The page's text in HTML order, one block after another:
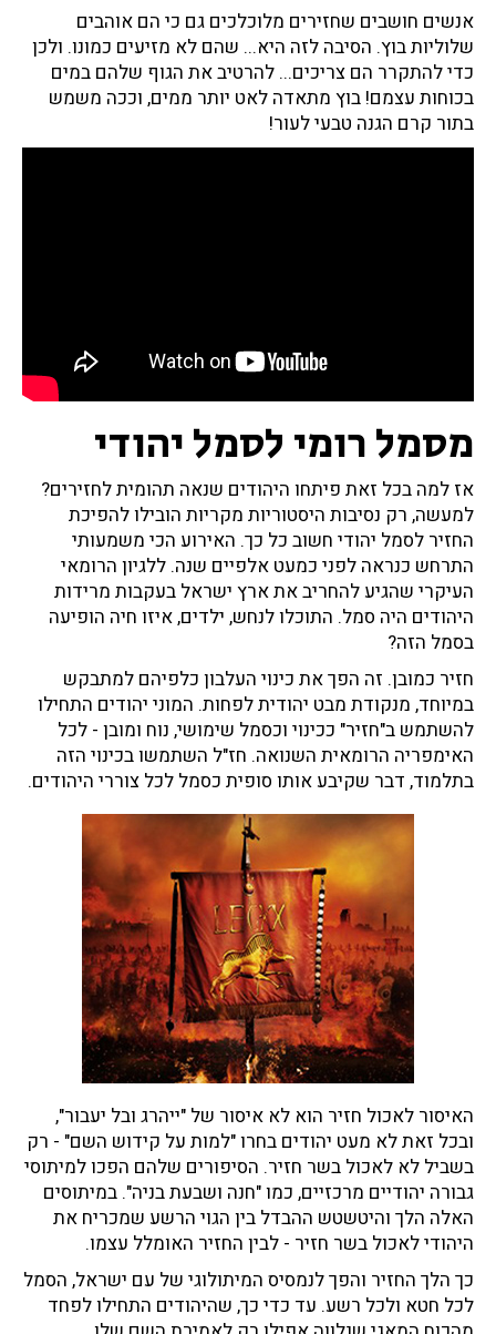
אנשים חושבים שחזירים מלוכלכים גם כי הם אוהבים
שלוליות בוץ. הסיבה לזה היא... שהם לא מזיעים כמונו. ולכן
כדי להתקרר הם צריכים... להרטיב את הגוף שלהם במים
בכוחות עצמם! בוץ מתאדה לאט יותר ממים, וככה משמש
בתור קרם הגנה טבעי לעור!
מסמל רומי לסמל יהודי
אז למה בכל זאת פיתחו היהודים שנאה תהומית לחזירים?
למעשה, רק נסיבות היסטוריות מקריות הובילו להפיכת
החזיר לסמל יהודי חשוב כל כך. האירוע הכי משמעותי
התרחש כנראה לפני כמעט אלפיים שנה. ללגיון הרומאי
העיקרי שהגיע להחריב את ארץ ישראל בעקבות מרידות
היהודים היה סמל. התוכלו לנחש, ילדים, איזו חיה הופיעה
בסמל הזה?
חזיר כמובן. זה הפך את כינוי העלבון כלפיהם למתבקש
במיוחד, מנקודת מבט יהודית לפחות. המוני יהודים התחילו
להשתמש ב"חזיר" ככינוי וכסמל שימושי, נוח ומובן - לכל
האימפריה הרומאית השנואה. חז"ל השתמשו בכינוי הזה
בתלמוד, דבר שקיבע אותו סופית כסמל לכל צוררי היהודים.
האיסור לאכול חזיר הוא לא איסור של "ייהרג ובל יעבור",
ובכל זאת לא מעט יהודים בחרו "למות על קידוש השם" - רק
בשביל לא לאכול בשר חזיר. הסיפורים שלהם הפכו למיתוסי
גבורה יהודיים מרכזיים, כמו "חנה ושבעת בניה". במיתוסים
האלה הלך והיטשטש ההבדל בין הגוי הרשע שמכריח את
היהודי לאכול בשר חזיר - לבין החזיר האומלל עצמו.
כך הלך החזיר והפך לנמסיס המיתולוגי של עם ישראל, הסמל
לכל חטא ולכל רשע. עד כדי כך, שהיהודים התחילו לפחד